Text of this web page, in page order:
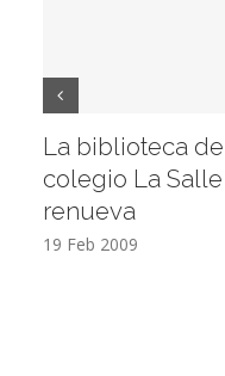
La biblioteca
colegio La
renueva
19 Feb 2009